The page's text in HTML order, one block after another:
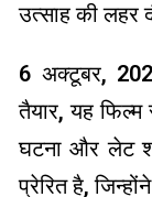
उत्साह की लहर
6 अक्टूबर,
तैयार, यह
घटना और लेट
प्रेरित है,